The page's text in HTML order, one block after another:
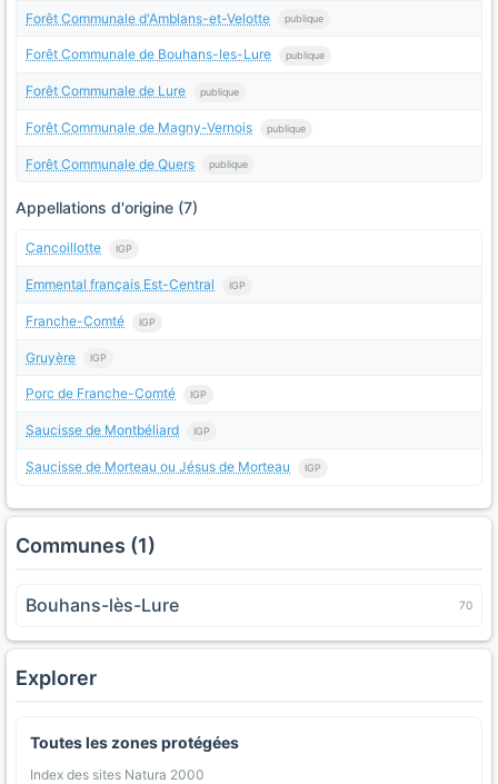
Forêt Communale d'Amblans-et-Velotte publique
Forêt Communale de Bouhans-les-Lure publique
Forêt Communale de Lure publique
Forêt Communale de Magny-Vernois publique
Forêt Communale de Quers publique
Appellations d'origine (7)
Cancoillotte IGP
Emmental français Est-Central IGP
Franche-Comté IGP
Gruyère IGP
Porc de Franche-Comté IGP
Saucisse de Montbéliard IGP
Saucisse de Morteau ou Jésus de Morteau IGP
Communes (1)
Bouhans-lès-Lure 70
Explorer
Toutes les zones protégées
Index des sites Natura 2000